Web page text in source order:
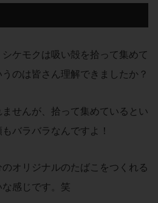
ケモクは吸い殻を拾って集めて
のは皆さん理解できましたか？
せんが、拾って集めているとい
バラバラなんですよ！
オリジナルのたばこをつくれる
感じです。笑